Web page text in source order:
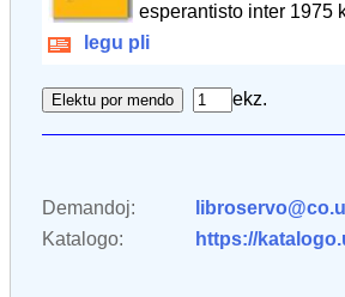
esperantisto inter 1975
legu pli
ekz.
Demandoj:
Katalogo:
https://